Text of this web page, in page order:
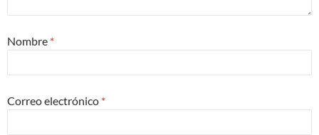
Nombre *
Correo electrónico *